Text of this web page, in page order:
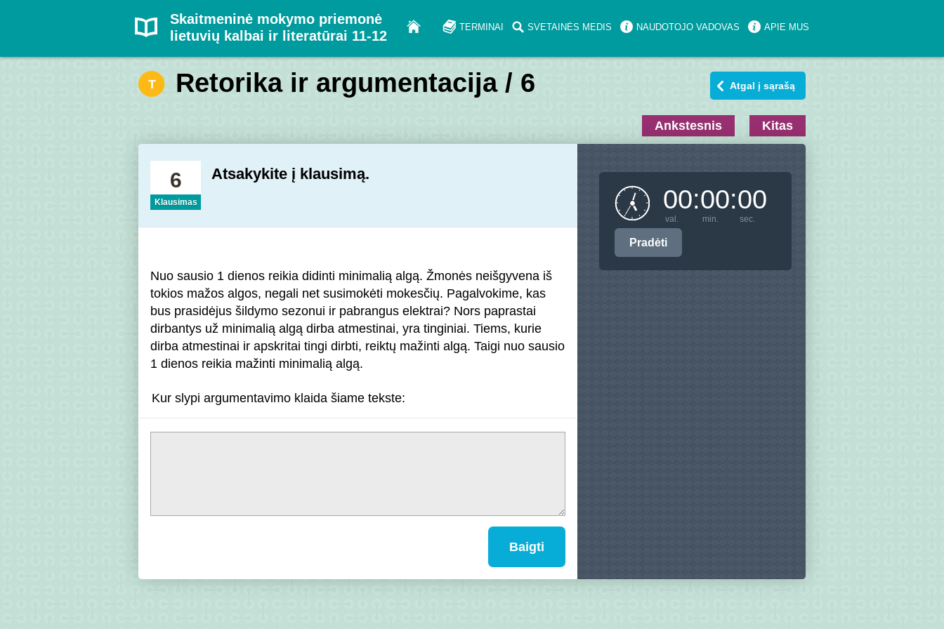
Skaitmeninė mokymo priemonė
lietuvių kalbai ir literatūrai 11-12
TERMINAI SVETAINĖS MEDIS NAUDOTOJO VADOVAS APIE MUS
Atgal į sąrašą
T Retorika ir argumentacija / 6
Kitas
Ankstesnis
6
Klausimas
Atsakykite į klausimą.
Nuo sausio 1 dienos reikia didinti minimalią algą. Žmonės neišgyvena iš
tokios mažos algos, negali net susimokėti mokesčių. Pagalvokime, kas
bus prasidėjus šildymo sezonui ir pabrangus elektrai? Nors paprastai
dirbantys už minimalią algą dirba atmestinai, yra tinginiai. Tiems, kurie
dirba atmestinai ir apskritai tingi dirbti, reiktų mažinti algą. Taigi nuo sausio
1 dienos reikia mažinti minimalią algą.
Kur slypi argumentavimo klaida šiame tekste:
Baigti
00
val.
:00
min.
:00
sec.
Pradėti